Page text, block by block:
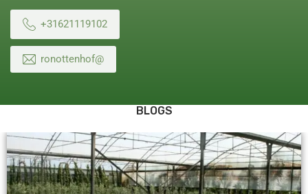
+31621119102
ronottenhof@
BLOGS